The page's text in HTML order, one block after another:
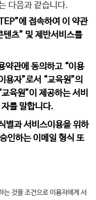
다음과 같습니다.
에 접속하여 이 약관
텐츠” 및 제반서비스를
약관에 동의하고 “이용
용자”로서 “교육원”의
육원”이 제공하는 서비
를 말합니다.
별과 서비스이용을 위하
인하는 이메일 형식 또
는 것을 조건으로 이용자에게 서